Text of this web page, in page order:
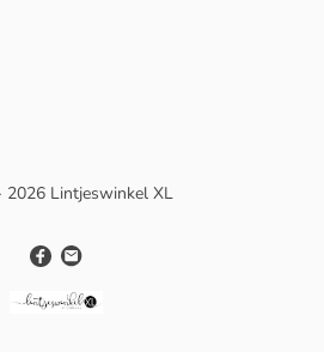
Lintjeswinkel XL